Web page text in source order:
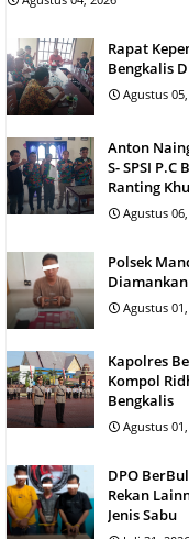
Rapat
Bengkalis
Agustus
Anton
S- SPSI
Ranting
Agustus
Polsek
Agustus
Kapolres
Kompol
Bengkalis
Agustus
DPO
Rekan
Jenis Sabu